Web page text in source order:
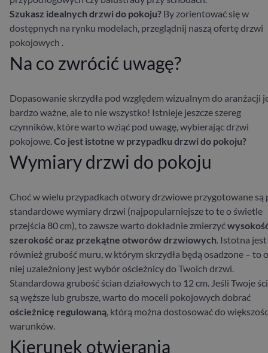
Szukasz idealnych drzwi do pokoju? By zorientować się w
dostępnych na rynku modelach, przeglądnij naszą ofertę drzwi
pokojowych .
Na co zwrócić uwagę?
Dopasowanie skrzydła pod względem wizualnym do aranżacji
bardzo ważne, ale to nie wszystko! Istnieje jeszcze szereg
czynników, które warto wziąć pod uwagę, wybierając drzwi
pokojowe.Co jest istotne w przypadku drzwi do pokoju?
Wymiary drzwi do pokoju
Choć w wielu przypadkach otwory drzwiowe przygotowane są
standardowe wymiary drzwi (najpopularniejsze to te o świetle
przejścia 80 cm), to zawsze warto dokładnie zmierzyć
szerokość oraz przekątne otworów drzwiowych. Istotna jest
również grubość muru, w którym skrzydła będą osadzone – to
niej uzależniony jest wybór ościeżnicy do Twoich drzwi.
Standardowa grubość ścian działowych to 12 cm. Jeśli Twoje
są węższe lub grubsze, warto do moceli pokojowych dobrać
ościeżnicę regulowaną, którą można dostosować do
warunków.
Kierunek otwierania